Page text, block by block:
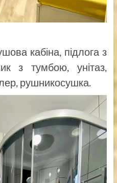
кабіна, підлога з
з тумбою, унітаз,
рушникосушка.